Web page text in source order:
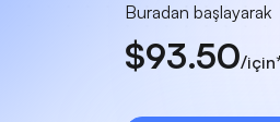
Buradan başlayarak
$93.50/